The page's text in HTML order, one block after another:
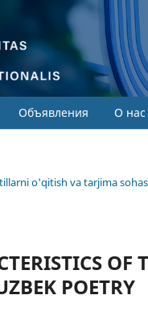
Объявления О нас
o'qitish va tarjima
POETRY